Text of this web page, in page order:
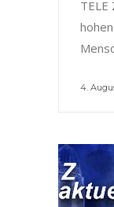
TELE
4.